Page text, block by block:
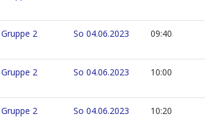
Gruppe 2 So 04.06.2023 09:40
Gruppe 2 So 04.06.2023 10:00
Gruppe 2 So 04.06.2023 10:20